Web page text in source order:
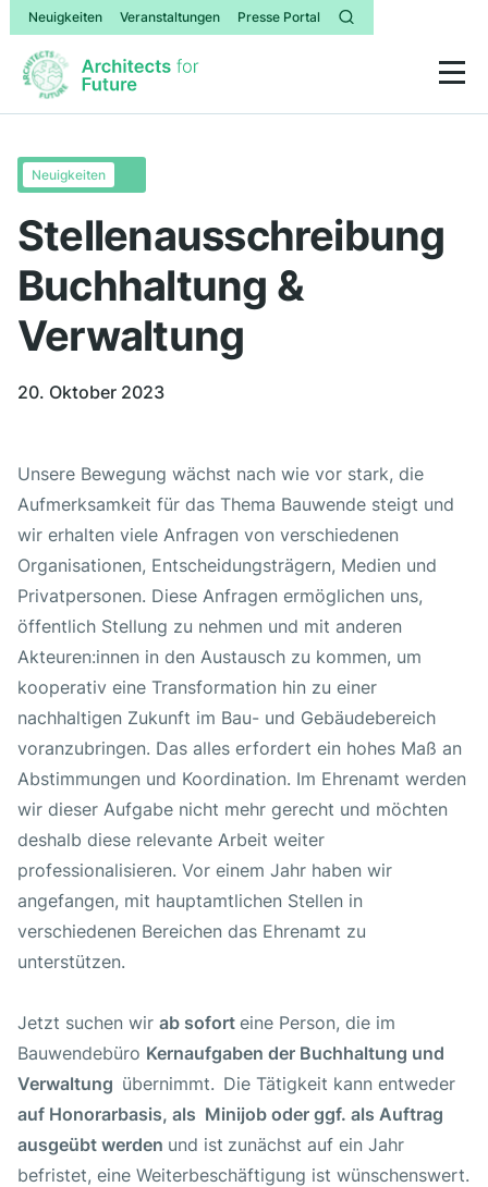
Neuigkeiten Veranstaltungen Presse Portal
Neuigkeiten
Stellenausschreibung
Buchhaltung &
Verwaltung
20. Oktober 2023
Unsere Bewegung wächst nach wie vor stark, die
Aufmerksamkeit für das Thema Bauwende steigt und
wir erhalten viele Anfragen von verschiedenen
Organisationen, Entscheidungsträgern, Medien und
Privatpersonen. Diese Anfragen ermöglichen uns,
öffentlich Stellung zu nehmen und mit anderen
Akteuren:innen in den Austausch zu kommen, um
kooperativ eine Transformation hin zu einer
nachhaltigen Zukunft im Bau- und Gebäudebereich
voranzubringen. Das alles erfordert ein hohes Maß an
Abstimmungen und Koordination. Im Ehrenamt werden
wir dieser Aufgabe nicht mehr gerecht und möchten
deshalb diese relevante Arbeit weiter
professionalisieren. Vor einem Jahr haben wir
angefangen, mit hauptamtlichen Stellen in
verschiedenen Bereichen das Ehrenamt zu
unterstützen.
Jetzt suchen wir ab sofort eine Person, die im
Bauwendebüro Kernaufgaben der Buchhaltung und
Verwaltung übernimmt. Die Tätigkeit kann entweder
auf Honorarbasis, als Minijob oder ggf. als Auftrag
ausgeübt werden und ist zunächst auf ein Jahr
befristet, eine Weiterbeschäftigung ist wünschenswert.